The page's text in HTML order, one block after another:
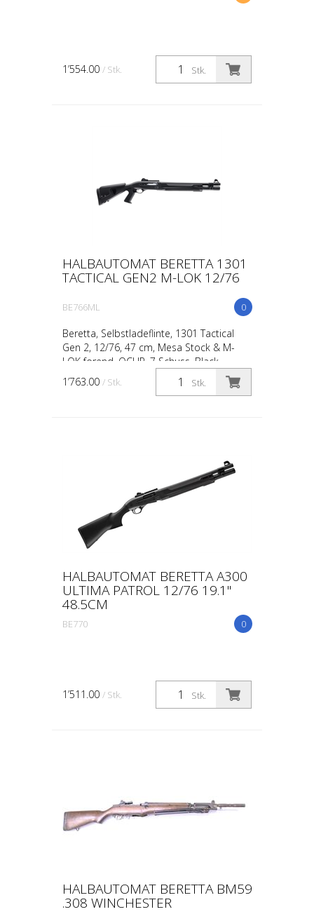
Stk.
1’554.00 / Stk.
HALBAUTOMAT BERETTA 1301
TACTICAL GEN2 M-LOK 12/76
0
BE766ML
Beretta, Selbstladeflinte, 1301 Tactical
Gen 2, 12/76, 47 cm, Mesa Stock & M-
LOK forend, OCHP, 7 Schuss, Black
Stk.
1’763.00 / Stk.
HALBAUTOMAT BERETTA A300
ULTIMA PATROL 12/76 19.1"
48.5CM
0
BE770
Stk.
1’511.00 / Stk.
HALBAUTOMAT BERETTA BM59
.308 WINCHESTER